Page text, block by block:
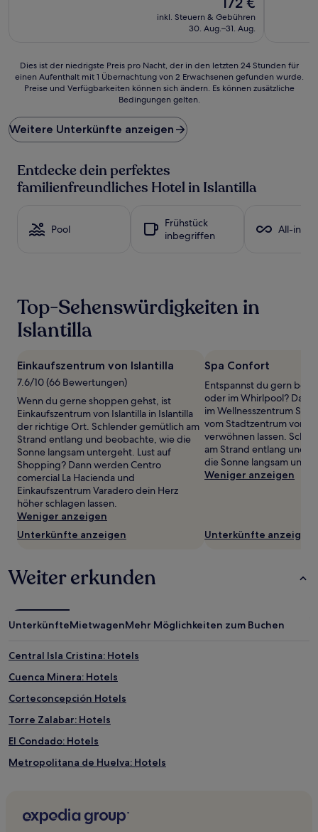
Preis
beträgt
inkl. Steuern & Gebühren
30. Aug.–31. Aug.
Dies
ist
Preis
pro
Nacht,
den
letzten
einen
gefunden
wurde.
Preise
Verfügbarkeiten
können
sich
ändern.
können
zusätzliche
Bedingungen
gelten.
Dies ist der niedrigste Preis pro Nacht, der in den letzten 24 Stunden für
einen Aufenthalt mit 1 Übernachtung von 2 Erwachsenen gefunden wurde.
Preise und Verfügbarkeiten können sich ändern. Es können zusätzliche
Bedingungen gelten.
Weitere Unterkünfte anzeigen
Entdecke dein perfektes
familienfreundliches Hotel in Islantilla
Pool
Frühstück
inbegriffen
All-
Top-Sehenswürdigkeiten in
Islantilla
Einkaufszentrum von Islantilla
7.6/10 (66 Bewertungen)
Wenn du gerne shoppen gehst, ist
Einkaufszentrum von Islantilla in Islantilla
der richtige Ort. Schlender gemütlich am
Strand entlang und beobachte, wie die
Sonne langsam untergeht. Lust auf
Shopping? Dann werden Centro
comercial La Hacienda und
Einkaufszentrum Varadero dein Herz
höher schlagen lassen.
Weniger anzeigen
Unterkünfte anzeigen
Spa Confort
Entspannst du gern bei
oder im Whirlpool? Dann
im Wellnesszentrum Spa
vom Stadtzentrum von
verwöhnen lassen.
am Strand entlang und
die Sonne langsam
Weniger anzeigen
Unterkünfte anzeigen
Weiter erkunden
UnterkünfteMietwagenMehr Möglichkeiten zum Buchen
Central Isla Cristina: Hotels
Cuenca Minera: Hotels
Corteconcepción Hotels
Torre Zalabar: Hotels
El Condado: Hotels
Metropolitana de Huelva: Hotels
Gibraleón Hotels